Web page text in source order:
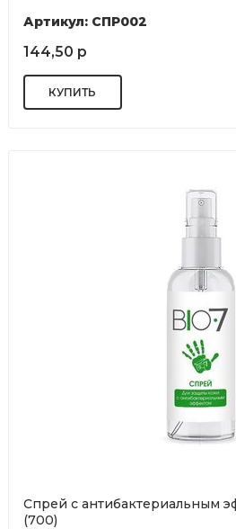
Артикул: СПР002
144,50 р
Спрей с антибактериальным
(700)